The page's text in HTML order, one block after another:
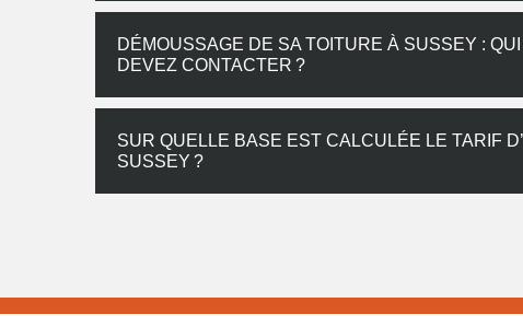
DÉMOUSSAGE DE SA TOITURE À SUSSEY :
DEVEZ CONTACTER ?
SUR QUELLE BASE EST CALCULÉE LE TARIF
SUSSEY ?